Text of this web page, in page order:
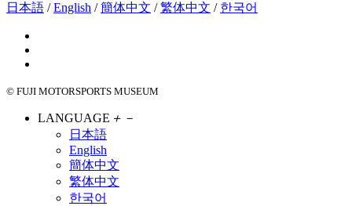
日本語 /English /簡体中文 /繁体中文 / 한국어
© FUJI MOTORSPORTS MUSEUM
LANGUAGE ＋ －
日本語
English
簡体中文
繁体中文
한국어